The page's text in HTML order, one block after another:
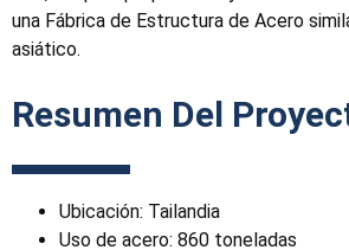
una Fábrica de Estructura de Acero
asiático.
Resumen Del
Ubicación: Tailandia
Uso de acero: 860 toneladas